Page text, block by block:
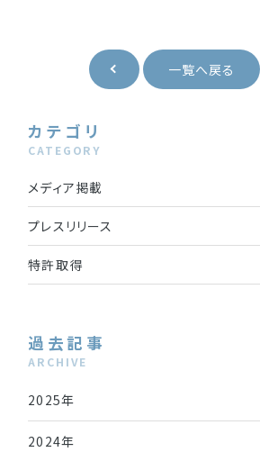
一覧へ戻る
カテゴリ
CATEGORY
メディア掲載
プレスリリース
特許取得
過去記事
ARCHIVE
2025年
2024年